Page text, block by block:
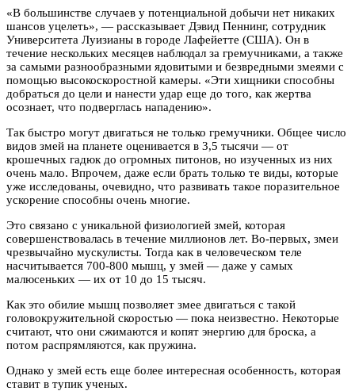
«В большинстве случаев у потенциальной добычи нет никаких
шансов уцелеть», — рассказывает Дэвид Пеннинг, сотрудник
Университета Луизианы в городе Лафейетте (США). Он в
течение нескольких месяцев наблюдал за гремучниками, а также
за самыми разнообразными ядовитыми и безвредными змеями с
помощью высокоскоростной камеры. «Эти хищники способны
добраться до цели и нанести удар еще до того, как жертва
осознает, что подверглась нападению».
Так быстро могут двигаться не только гремучники. Общее число
видов змей на планете оценивается в 3,5 тысячи — от
крошечных гадюк до огромных питонов, но изученных из них
очень мало. Впрочем, даже если брать только те виды, которые
уже исследованы, очевидно, что развивать такое поразительное
ускорение способны очень многие.
Это связано с уникальной физиологией змей, которая
совершенствовалась в течение миллионов лет. Во-первых, змеи
чрезвычайно мускулисты. Тогда как в человеческом теле
насчитывается 700-800 мышц, у змей — даже у самых
малюсеньких — их от 10 до 15 тысяч.
Как это обилие мышц позволяет змее двигаться с такой
головокружительной скоростью — пока неизвестно. Некоторые
считают, что они сжимаются и копят энергию для броска, а
потом распрямляются, как пружина.
Однако у змей есть еще более интересная особенность, которая
ставит в тупик ученых.